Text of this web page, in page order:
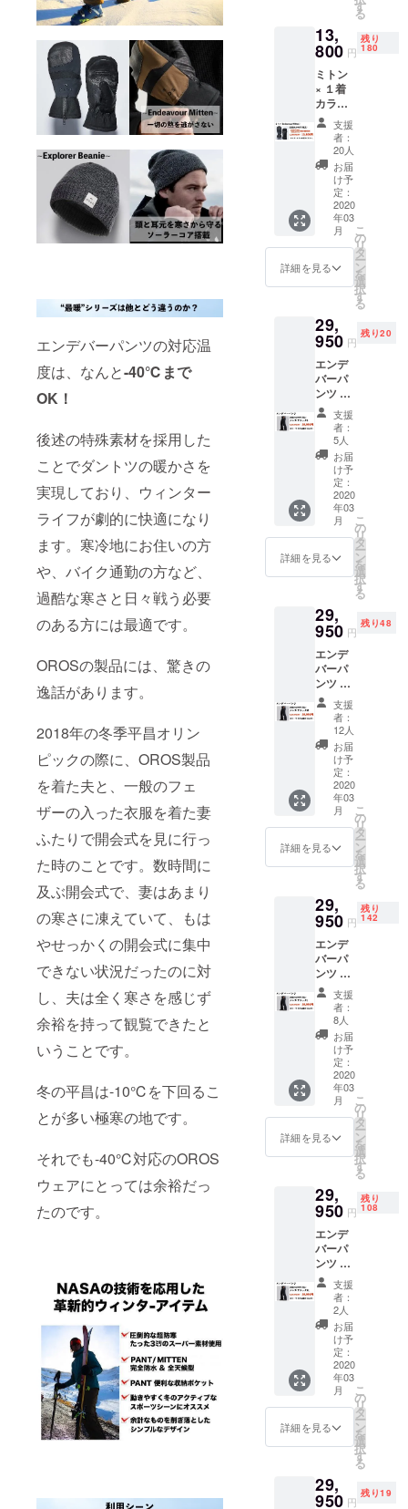
エンデバーパンツの対応温
度は、なんと-40℃まで
OK！
後述の特殊素材を採用した
ことでダントツの暖かさを
実現しており、ウィンター
ライフが劇的に快適になり
ます。寒冷地にお住いの方
や、バイク通勤の方など、
過酷な寒さと日々戦う必要
のある方には最適です。
OROSの製品には、驚きの
逸話があります。
2018年の冬季平昌オリン
ピックの際に、OROS製品
を着た夫と、一般のフェ
ザーの入った衣服を着た妻
ふたりで開会式を見に行っ
た時のことです。数時間に
及ぶ開会式で、妻はあまり
の寒さに凍えていて、もは
やせっかくの開会式に集中
できない状況だったのに対
し、夫は全く寒さを感じず
余裕を持って観覧できたと
いうことです。
冬の平昌は-10℃を下回るこ
とが多い極寒の地です。
それでも-40℃対応のOROS
ウェアにとっては余裕だっ
たのです。
込みで
す ※配
送時
期：
2020年
3月末予
定 ・一
部のデ
ザイ
ン、仕
様につ
きまし
ては予
告なく
変更に
なる場
合がご
ださ
い。 ※
ような
支援者
様都合
により
再配送
または
転送と
なった
際は、
着払い
での配
送とな
ります
ので、
・受け
取らな
・入力
した住
所に誤
りが
あった
・住所
変更を
プロ
ジェク
ト実行
者へ連
絡しな
す
る
13,
800 円
残り
180
ミトン
× １着
カラー
をお選
びくだ
さい。
サイズ
はサイ
ズ表を
ご確認
の上、
お選び
いただ
きます
ようお
す。 ※
価格は
送料・
消費税
込みで
す ※配
送時
期：
2020年
3月末予
部のデ
ザイ
ン、仕
様につ
きまし
ては予
合がご
ざいま
了承く
ださ
い。 ※
以下の
ような
支援者
様都合
により
再配送
または
転送と
なった
際は、
着払い
ので、
予めご
さい。
・受け
取らな
かった
・入力
した住
所に誤
りが
あった
・住所
変更を
プロ
ト実行
者へ連
支援
者：
20人
お届
け予
定：
2020
年03
月
詳細を見る
こ
の
リ
タ
ー
ン
を
選
択
す
る
29,
950 円
残り20
エンデ
バーパ
ンツ ×
１着 メ
ンズブ
ラック
Sサイズ
サイズ
表をご
確認の
上、お
選びい
ただき
ますよ
うお願
す。 ※
価格は
送料・
消費税
込みで
す ※配
送時
期：
2020年
3月末予
部のデ
ザイ
ン、仕
様につ
きまし
ては予
合がご
ざいま
了承く
ださ
い。 ※
以下の
ような
支援者
様都合
により
再配送
または
転送と
なった
際は、
着払い
ので、
予めご
さい。
・受け
取らな
かった
・入力
した住
所に誤
りが
あった
・住所
変更を
プロ
ト実行
者へ連
支援
者：
5人
お届
け予
定：
2020
年03
月
詳細を見る
こ
の
リ
タ
ー
ン
を
選
択
す
る
29,
950 円
残り48
エンデ
バーパ
ンツ ×
１着 メ
ンズブ
ラック
Mサイ
ズ サイ
ズ表を
ご確認
の上、
お選び
いただ
きます
ようお
す。 ※
価格は
送料・
消費税
込みで
す ※配
送時
期：
2020年
3月末予
部のデ
ザイ
ン、仕
様につ
きまし
ては予
合がご
ざいま
了承く
ださ
い。 ※
以下の
ような
支援者
様都合
により
再配送
または
転送と
なった
際は、
着払い
ので、
予めご
支援
者：
12人
お届
け予
定：
2020
年03
月
詳細を見る
こ
の
リ
タ
ー
ン
を
選
択
す
る
29,
950 円
残り
142
エンデ
バーパ
ンツ ×
１着 メ
ンズブ
ラック
Lサイズ
サイズ
表をご
確認の
上、お
選びい
ただき
ますよ
うお願
す。 ※
価格は
送料・
消費税
込みで
す ※配
送時
期：
2020年
3月末予
部のデ
ザイ
ン、仕
様につ
きまし
ては予
合がご
ざいま
支援
者：
8人
お届
け予
定：
2020
年03
月
詳細を見る
こ
の
リ
タ
ー
ン
を
選
択
す
る
29,
950 円
残り
108
エンデ
バーパ
ンツ ×
１着 メ
ンズブ
ラック
XLサイ
ズ サイ
ズ表を
ご確認
の上、
お選び
いただ
きます
ようお
す。 ※
価格は
支援
者：
2人
お届
け予
定：
2020
年03
月
詳細を見る
こ
の
リ
タ
ー
ン
を
選
択
す
る
29,
950 円
残り19